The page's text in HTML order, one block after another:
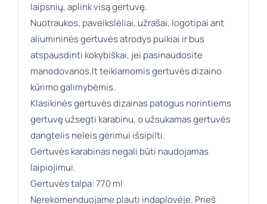
laipsnių, aplink visą gertuvę.
Nuotraukos, paveikslėliai, užrašai, logotipai ant
aliumininės gertuvės atrodys puikiai ir bus
atspausdinti kokybiškai, jei pasinaudosite
manodovanos.lt teikiamomis gertuvės dizaino
kūrimo galimybėmis.
Klasikinės gertuvės dizainas patogus norintiems
gertuvę užsegti karabinu, o užsukamas gertuvės
dangtelis neleis gėrimui išsipilti.
Gertuvės karabinas negali būti naudojamas
laipiojimui.
Gertuvės talpa: 770 ml
Nerekomenduojame plauti indaplovėje. Prieš